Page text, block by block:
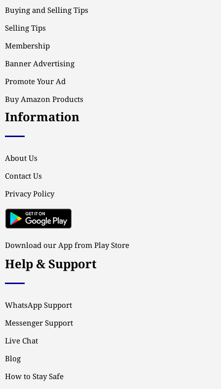
Buying and Selling Tips
Selling Tips
Membership
Banner Advertising
Promote Your Ad
Buy Amazon Products
Information
About Us
Contact Us
Privacy Policy
Download our App from Play Store
Help & Support
WhatsApp Support
Messenger Support
Live Chat
Blog
How to Stay Safe